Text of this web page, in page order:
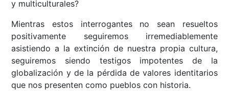
y multiculturales?
Mientras estos interrogantes no sean resueltos
positivamente seguiremos irremediablemente
asistiendo a la extinción de nuestra propia cultura,
seguiremos siendo testigos impotentes de la
globalización y de la pérdida de valores identitarios
que nos presenten como pueblos con historia.